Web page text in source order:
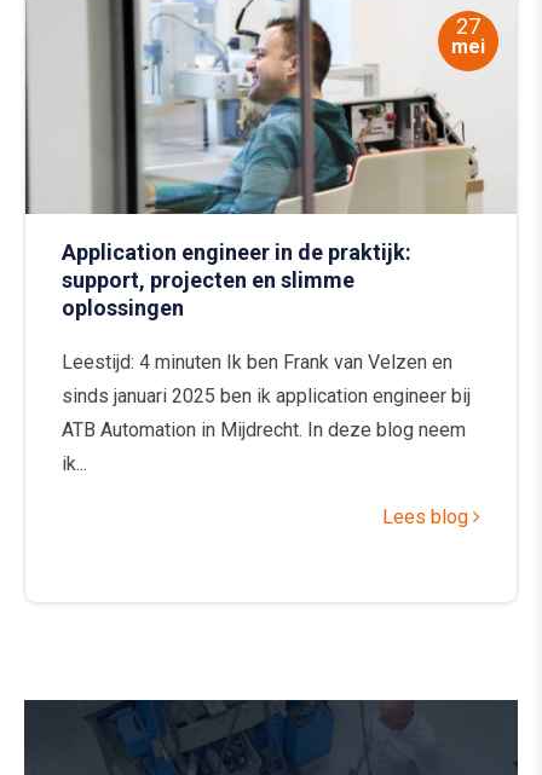
27
mei
Application engineer in de praktijk:
support, projecten en slimme
oplossingen
Leestijd: 4 minuten Ik ben Frank van Velzen en
sinds januari 2025 ben ik application engineer bij
ATB Automation in Mijdrecht. In deze blog neem
ik...
Lees blog